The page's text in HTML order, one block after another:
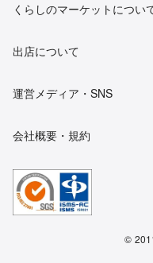
くらしのマーケットについ
出店について
運営メディア・SNS
会社概要・規約
©